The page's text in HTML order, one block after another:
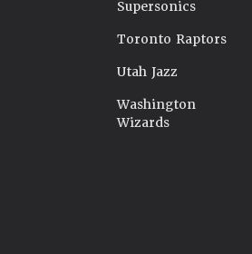
Supersonics
Toronto Raptors
Utah Jazz
Washington
Wizards